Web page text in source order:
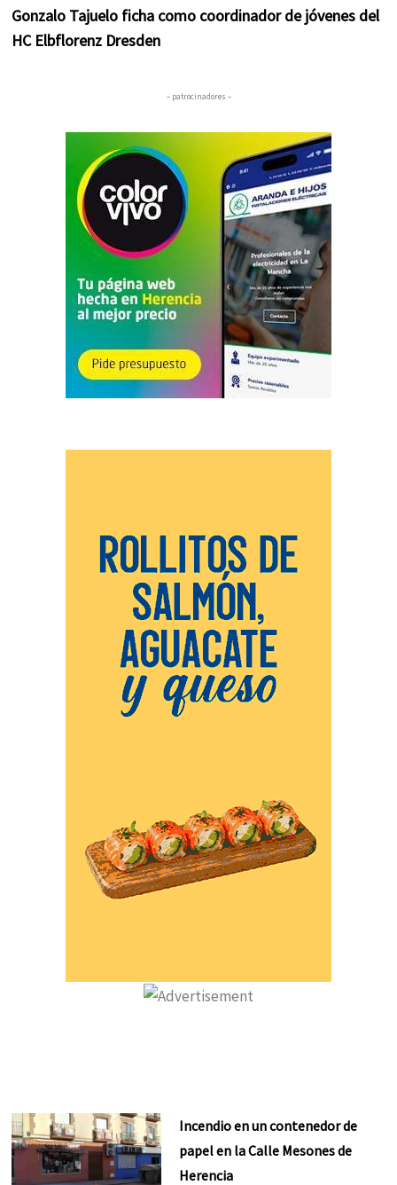
Gonzalo Tajuelo ficha como coordinador de jóvenes del
HC Elbflorenz Dresden
– patrocinadores –
Incendio en un contenedor de
papel en la Calle Mesones de
Herencia